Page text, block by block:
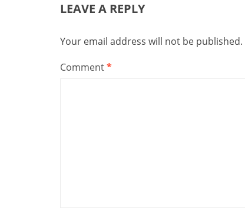
LEAVE A REPLY
Your email address will not be published.
Comment*